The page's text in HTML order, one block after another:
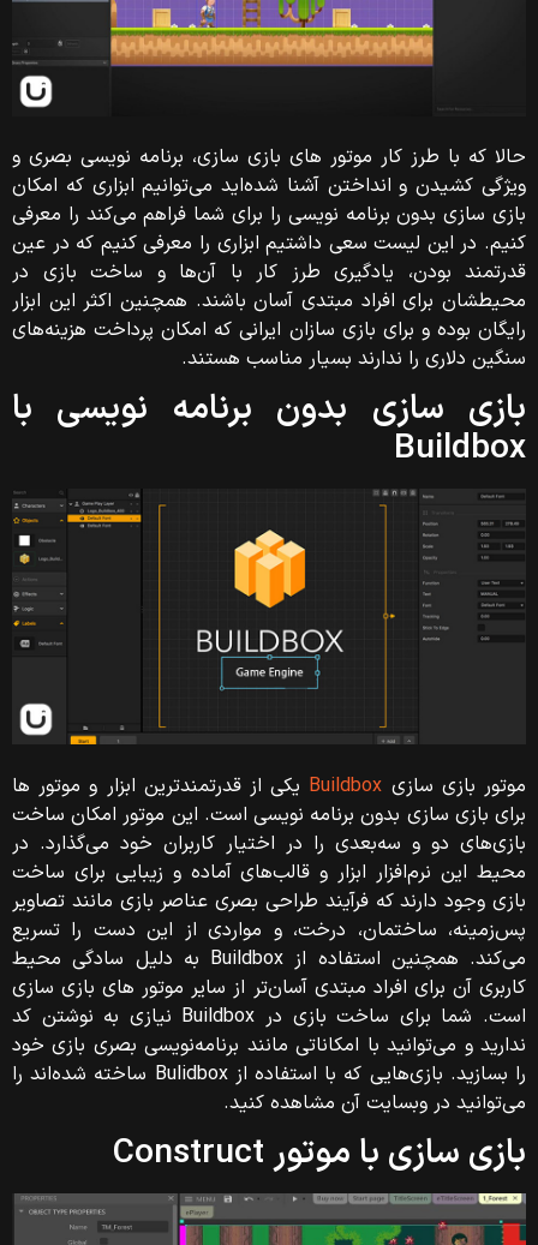
حالا که با طرز کار موتور های بازی سازی، برنامه نویسی بصری و
ویژگی کشیدن و انداختن آشنا شده‌اید می‌توانیم ابزاری که امکان
بازی سازی بدون برنامه نویسی را برای شما فراهم می‌کند را معرفی
کنیم. در این لیست سعی داشتیم ابزاری را معرفی کنیم که در عین
قدرتمند بودن، یادگیری طرز کار با آن‌ها و ساخت بازی در
محیطشان برای افراد مبتدی آسان باشند. همچنین اکثر این ابزار
رایگان بوده و برای بازی سازان ایرانی که امکان پرداخت هزینه‌های
سنگین دلاری را ندارند بسیار مناسب هستند.
بازی سازی بدون برنامه نویسی با
Buildbox
موتور بازی سازی Buildboxیکی از قدرتمندترین ابزار و موتور ها
برای بازی سازی بدون برنامه نویسی است. این موتور امکان ساخت
بازی‌های دو و سه‌بعدی را در اختیار کاربران خود می‌گذارد. در
محیط این نرم‌افزار ابزار و قالب‌های آماده و زیبایی برای ساخت
بازی وجود دارند که فرآیند طراحی بصری عناصر بازی مانند تصاویر
پس‌زمینه، ساختمان، درخت، و مواردی از این دست را تسریع
می‌کند. همچنین استفاده از Buildbox به دلیل سادگی محیط
کاربری آن برای افراد مبتدی آسان‌تر از سایر موتور های بازی سازی
است. شما برای ساخت بازی در Buildbox نیازی به نوشتن کد
ندارید و می‌توانید با امکاناتی مانند برنامه‌نویسی بصری بازی خود
را بسازید. بازی‌هایی که با استفاده از Bulidbox ساخته شده‌اند را
می‌توانید در وبسایت آن مشاهده کنید.
بازی سازی با موتور Construct